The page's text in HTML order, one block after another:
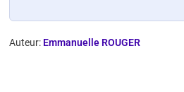
Auteur: Emmanuelle ROUGER